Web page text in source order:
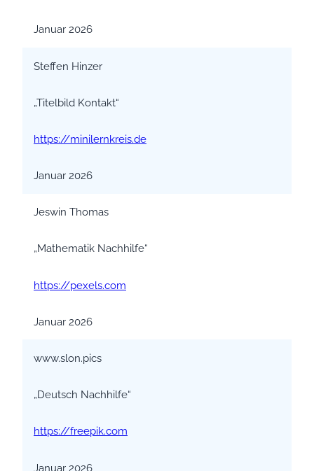
Januar 2026
Steffen Hinzer
„Titelbild Kontakt“
https://minilernkreis.de
Januar 2026
Jeswin Thomas
„Mathematik Nachhilfe“
https://pexels.com
Januar 2026
www.slon.pics
„Deutsch Nachhilfe“
https://freepik.com
Januar 2026